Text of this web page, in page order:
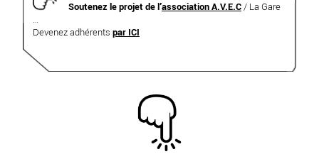
Soutenez le projet de l’association A.V.E.C / La Gare
…
Devenez adhérents par ICI